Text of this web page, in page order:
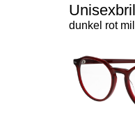
dunkel rot